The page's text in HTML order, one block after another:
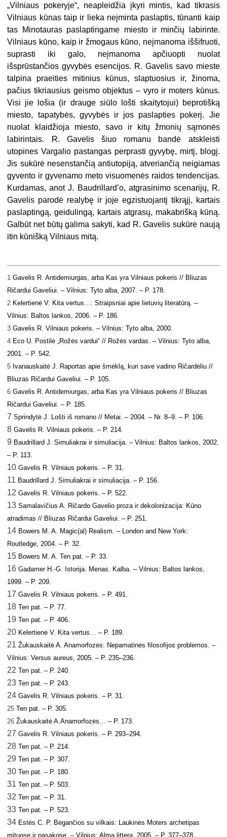
„Vilniaus pokeryje“, neapleidžia įkyri mintis, kad tikrasis
Vilniaus kūnas taip ir lieka neįminta paslaptis, tūnanti kaip
tas Minotauras paslaptingame miesto ir minčių labirinte.
Vilniaus kūno, kaip ir žmogaus kūno, neįmanoma iššifruoti,
suprasti iki galo, neįmanoma apčiuopti nuolat
išsprūstančios gyvybės esencijos. R. Gavelis savo mieste
talpina praeities mitinius kūnus, slaptuosius ir, žinoma,
pačius tikriausius geismo objektus – vyro ir moters kūnus.
Visi jie lošia (ir drauge siūlo lošti skaitytojui) beprotišką
miesto, tapatybės, gyvybės ir jos paslapties pokerį. Jie
nuolat klaidžioja miesto, savo ir kitų žmonių sąmonės
labirintais. R. Gavelis šiuo romanu bandė atskleisti
utopines Vargalio pastangas perprasti gyvybę, mirtį, blogį.
Jis sukūrė nesenstančią antiutopiją, atveriančią neigiamas
gyvento ir gyvenamo meto visuomenės raidos tendencijas.
Kurdamas, anot J. Baudrillard’o, atgrasinimo scenarijų, R.
Gavelis parodė realybę ir joje egzistuojantį tikrąjį, kartais
paslaptingą, geidulingą, kartais atgrasų, makabrišką kūną.
Galbūt net būtų galima sakyti, kad R. Gavelis sukūrė naują
itin kūnišką Vilniaus mitą.
1 Gavelis R. Antidemiurgas, arba Kas yra Vilniaus pokeris // Bliuzas
Ričardui Gaveliui. – Vilnius: Tyto alba, 2007. – P. 178.
2 Kelertienė V. Kita vertus…: Straipsniai apie lietuvių literatūrą. –
Vilnius: Baltos lankos, 2006. – P. 186.
3 Gavelis R. Vilniaus pokeris. – Vilnius: Tyto alba, 2000.
4 Eco U. Postilė „Rožės vardui“ // Rožės vardas. – Vilnius: Tyto alba,
2001. – P. 542.
5 Ivanauskaitė J. Raportas apie šmėklą, kuri save vadino Ričardėliu //
Bliuzas Ričardui Gaveliui. – P. 105.
6 Gavelis R. Antidemiurgas, arba Kas yra Vilniaus pokeris // Bliuzas
Ričardui Gaveliui. – P. 185.
7 Sprindytė J. Lošti iš romano // Metai. – 2004. – Nr. 8–9. – P. 106.
8 Gavelis R. Vilniaus pokeris. – P. 214.
9 Baudrillard J. Simuliakrai ir simuliacija. – Vilnius: Baltos lankos, 2002.
– P. 113.
10 Gavelis R. Vilniaus pokeris. – P. 31.
11 Baudrillard J. Simuliakrai ir simuliacija. – P. 156.
12 Gavelis R. Vilniaus pokeris. – P. 522.
13 Samalavičius A. Ričardo Gavelio proza ir dekolonizacija: Kūno
atradimas // Bliuzas Ričardui Gaveliui. – P. 251.
14 Bowers M. A. Magic(al) Realism. – London and New York:
Routledge, 2004. – P. 32.
15 Bowers M. A. Ten pat. – P. 33.
16 Gadamer H.-G. Istorija. Menas. Kalba. – Vilnius: Baltos lankos,
1999. – P. 209.
17 Gavelis R. Vilniaus pokeris. – P. 491.
18 Ten pat. – P. 77.
19 Ten pat. – P. 406.
20 Kelertienė V. Kita vertus… – P. 189.
21 Žukauskaitė A. Anamorfozės: Nepamatinės filosofijos problemos. –
Vilnius: Versus aureus, 2005. – P. 235–236.
22 Ten pat. – P. 240.
23 Ten pat. – P. 243.
24 Gavelis R. Vilniaus pokeris. – P. 31.
25 Ten pat. – P. 305.
26 Žukauskaitė A.Anamorfozės… – P. 173.
27 Gavelis R. Vilniaus pokeris. – P. 293–294.
28 Ten pat. – P. 214.
29 Ten pat. – P. 307.
30 Ten pat. – P. 180.
31 Ten pat. – P. 503.
32 Ten pat. – P. 31.
33 Ten pat. – P. 523.
34 Estés C. P. Bėgančios su vilkais: Laukinės Moters archetipas
mituose ir pasakose. – Vilnius: Alma littera, 2005. – P. 377–378.